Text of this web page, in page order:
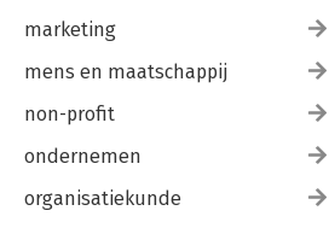
marketing
mens en maatschappij
non-profit
ondernemen
organisatiekunde